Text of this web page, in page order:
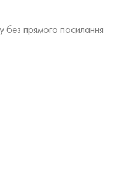
без прямого посилання